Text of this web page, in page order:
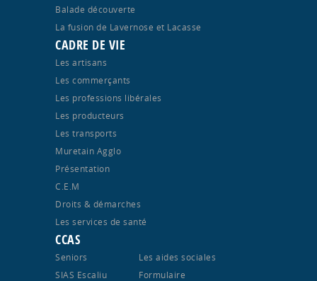
Balade découverte
La fusion de Lavernose et Lacasse
CADRE DE VIE
Les artisans
Les commerçants
Les professions libérales
Les producteurs
Les transports
Muretain Agglo
Présentation
C.E.M
Droits & démarches
Les services de santé
CCAS
Seniors
SIAS Escaliu
Les aides sociales
Formulaire